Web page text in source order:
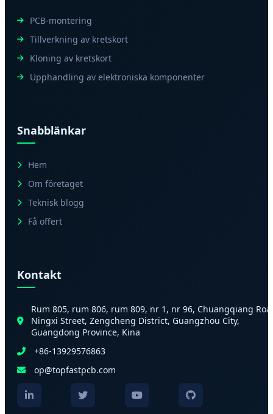
PCB-montering
Tillverkning av kretskort
Kloning av kretskort
Upphandling av elektroniska komponenter
Snabblänkar
Hem
Om företaget
Teknisk blogg
Få offert
Kontakt
Rum 805, rum 806, rum 809, nr 1, nr 96, Chuangqiang
Ningxi Street, Zengcheng District, Guangzhou City,
Guangdong Province, Kina
+86-13929576863
op@topfastpcb.com